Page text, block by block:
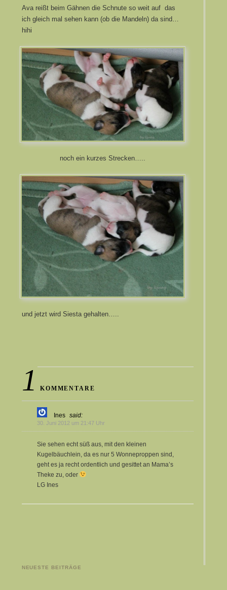
Ava reißt beim Gähnen die Schnute so weit auf das
ich gleich mal sehen kann (ob die Mandeln) da sind…
hihi
noch ein kurzes Strecken…..
und jetzt wird Siesta gehalten…..
1 KOMMENTARE
Ines said:
30. Juni 2012 um 21:47 Uhr
Sie sehen echt süß aus, mit den kleinen
Kugelbäuchlein, da es nur 5 Wonneproppen sind,
geht es ja recht ordentlich und gesittet an Mama’s
Theke zu, oder
LG Ines
NEUESTE BEITRÄGE